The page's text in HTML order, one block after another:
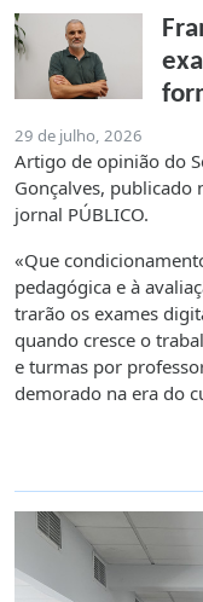
29 de julho, 2026
Artigo de opinião do
Gonçalves, publicado
jornal PÚBLICO.
«Que
pedagógica e à
trarão os exames
quando cresce o
e turmas por
demorado na era do